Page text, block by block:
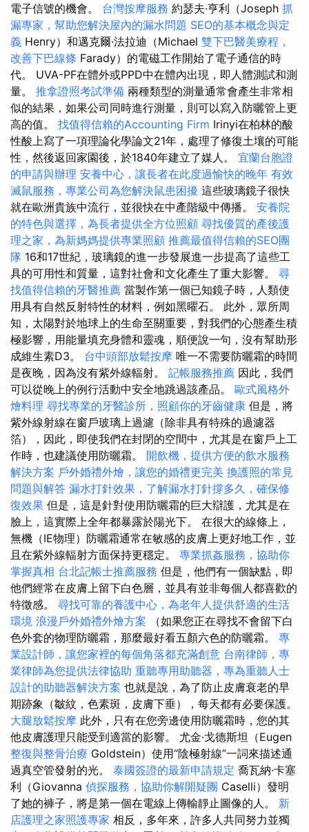
電子信號的機會。 台灣按摩服務 約瑟夫·亨利（Joseph 抓
漏專家，幫助您解決屋內的漏水問題 SEO的基本概念與定
義 Henry）和邁克爾·法拉迪（Michael 雙下巴醫美療程，
改善下巴線條 Farady）的電磁工作開始了電子通信的時
代。 UVA-PF在體外或PPD中在體內出現，即​​人體測試和測
量。 推拿證照考試準備 兩種類型的測量通常會產生非常相
似的結果，如果公司同時進行測量，則可以寫入防曬管上更
高的值。 找值得信賴的Accounting Firm Irinyi在柏林的酸
性酸上寫了一項理論化學論文21年，處理了修復土壤的可能
性，然後返回家園後，於1840年建立了媒人。 宜蘭台胞證
的申請與辦理 安養中心，讓長者在此度過愉快的晚年 有效
滅鼠服務，專業公司為您解決鼠患困擾 這些玻璃鏡子很快
就在歐洲貴族中流行，並很快在中產階級中傳播。 安養院
的特色與選擇，為長者提供全方位照顧 尋找優質的產後護
理之家，為新媽媽提供專業照顧 推薦最值得信賴的SEO團
隊 16和17世紀，玻璃鏡的進一步發展進一步提高了這些工
具的可用性和質量，這對社會和文化產生了重大影響。 尋
找值得信賴的牙醫推薦 當製作第一個已知鏡子時，人類使
用具有自然反射特性的材料，例如黑曜石。 此外，眾所周
知，太陽對於地球上的生命至關重要，對我們的心態產生積
極影響，用能量填充身體和靈魂，順便說一句，沒有幫助形
成維生素D3。 台中頭部放鬆按摩 唯一不需要防曬霜的時間
是夜晚，因為沒有紫外線輻射。 記帳服務推薦 因此，我們
可以從晚上的例行活動中安全地跳過該產品。 歐式風格外
燴料理 尋找專業的牙醫診所，照顧你的牙齒健康 但是，將
紫外線射線在窗戶玻璃上過濾（除非具有特殊的過濾器
箔），因此，即使我們在封閉的空間中，尤其是在窗戶上工
作時，也建議使用防曬霜。 開飲機，提供方便的飲水服務
解決方案 戶外婚禮外燴，讓您的婚禮更完美 換護照的常見
問題與解答 漏水打針效果，了解漏水打針撐多久，確保修
復效果 但是，這是針對使用防曬霜的巨大辯護，尤其是在
臉上，這實際上全年都暴露於陽光下。 在很大的線條上，
無機（IE物理）防曬霜通常在敏感的皮膚上更好地工作，並
且在紫外線輻射方面保持更穩定。 專業抓姦服務，協助你
掌握真相 台北記帳士推薦服務 但是，他們有一個缺點，即
他們經常在皮膚上留下白色層，並具有並非每個人都喜歡的
特徵感。 尋找可靠的養護中心，為老年人提供舒適的生活
環境 浪漫戶外婚禮外燴方案
（如果您正在尋找不會留下白
色外套的物理防曬霜，那麼最好看五顏六色的防曬霜。 專
業設計師，讓您家裡的每個角落都充滿創意 台南律師，專
業律師為您提供法律協助 重聽專用助聽器，專為重聽人士
設計的助聽器解決方案 也就是說，為了防止皮膚衰老的早
期跡象（皺紋，色素斑，皮膚下垂），每天都有必要保護。
大腿放鬆按摩 此外，只有在您旁邊使用防曬霜時，您的其
他皮膚護理只能受到適當的影響。 尤金·戈德斯坦（Eugen
整復與整骨治療 Goldstein）使用“陰極射線”一詞來描述通
過真空管發射的光。 泰國簽證的最新申請規定 喬瓦納·卡塞
利（Giovanna 偵探服務，協助你解開疑團 Caselli）發明
了她的褲子，將是第一個在電線上傳輸靜止圖像的人。 新
店護理之家照護專家 相反，多年來，許多人共同努力並獨